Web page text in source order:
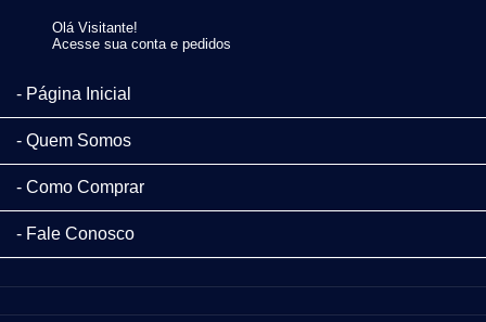
Olá Visitante!
Acesse sua conta e pedidos
Página Inicial
Quem Somos
Como Comprar
Fale Conosco